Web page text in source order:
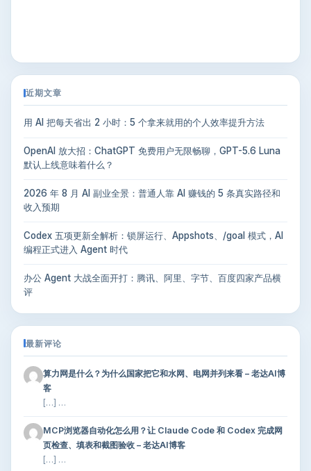
近期文章
用 AI 把每天省出 2 小时：5 个拿来就用的个人效率提升方法
OpenAI 放大招：ChatGPT 免费用户无限畅聊，GPT-5.6 Luna
默认上线意味着什么？
2026 年 8 月 AI 副业全景：普通人靠 AI 赚钱的 5 条真实路径和
收入预期
Codex 五项更新全解析：锁屏运行、Appshots、/goal 模式，AI
编程正式进入 Agent 时代
办公 Agent 大战全面开打：腾讯、阿里、字节、百度四家产品横
评
最新评论
算力网是什么？为什么国家把它和水网、电网并列来看 – 老达AI博
客
[…] …
MCP浏览器自动化怎么用？让 Claude Code 和 Codex 完成网
页检查、填表和截图验收 – 老达AI博客
[…] …